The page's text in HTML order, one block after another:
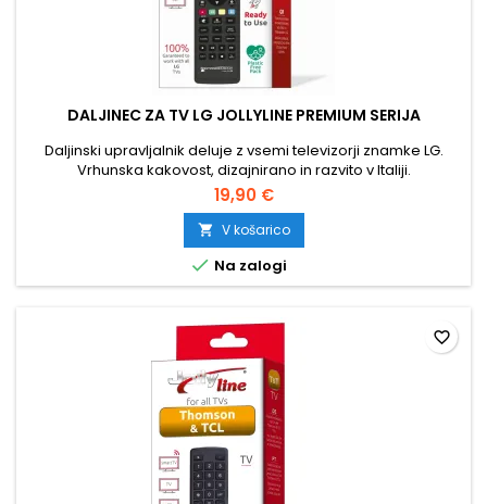
DALJINEC ZA TV LG JOLLYLINE PREMIUM SERIJA
Daljinski upravljalnik deluje z vsemi televizorji znamke LG.
Vrhunska kakovost, dizajnirano in razvito v Italiji.
19,90 €
 V košarico
 Na zalogi
favorite_border